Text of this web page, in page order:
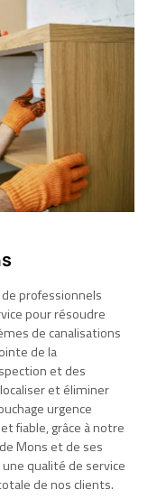
professionnels
pour résoudre
de canalisations
de la
et des
et éliminer
urgence
fiable, grâce à notre
Mons et de ses
qualité de service
de nos clients.